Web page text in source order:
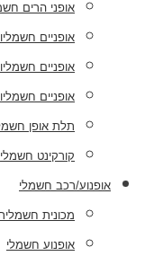
אופני הרים
אופניים
אופניים
אופניים
תלת אופן
קורקינט חשמלי
אופנוע/רכב חשמלי
מכונית
אופנוע חשמלי